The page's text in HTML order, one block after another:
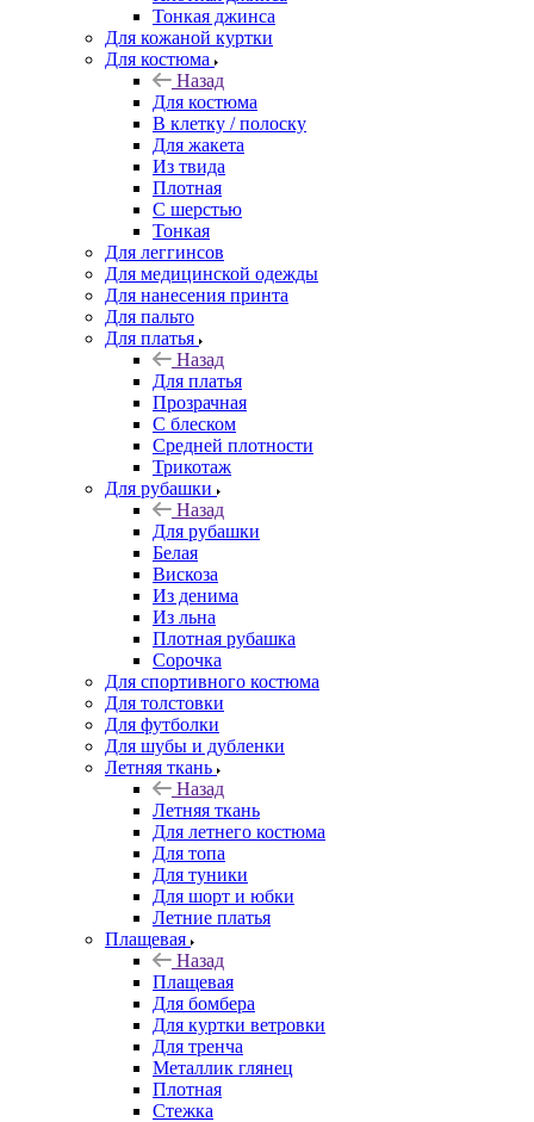
Тонкая джинса
Для кожаной куртки
Для костюма
Назад
Для костюма
В клетку / полоску
Для жакета
Из твида
Плотная
С шерстью
Тонкая
Для леггинсов
Для медицинской одежды
Для нанесения принта
Для пальто
Для платья
Назад
Для платья
Прозрачная
С блеском
Средней плотности
Трикотаж
Для рубашки
Назад
Для рубашки
Белая
Вискоза
Из денима
Из льна
Плотная рубашка
Сорочка
Для спортивного костюма
Для толстовки
Для футболки
Для шубы и дубленки
Летняя ткань
Назад
Летняя ткань
Для летнего костюма
Для топа
Для туники
Для шорт и юбки
Летние платья
Плащевая
Назад
Плащевая
Для бомбера
Для куртки ветровки
Для тренча
Металлик глянец
Плотная
Стежка